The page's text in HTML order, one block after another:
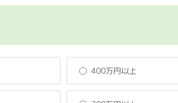
400万円以上